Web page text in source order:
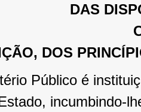
DAS
DOS
Público é
incumbindo-